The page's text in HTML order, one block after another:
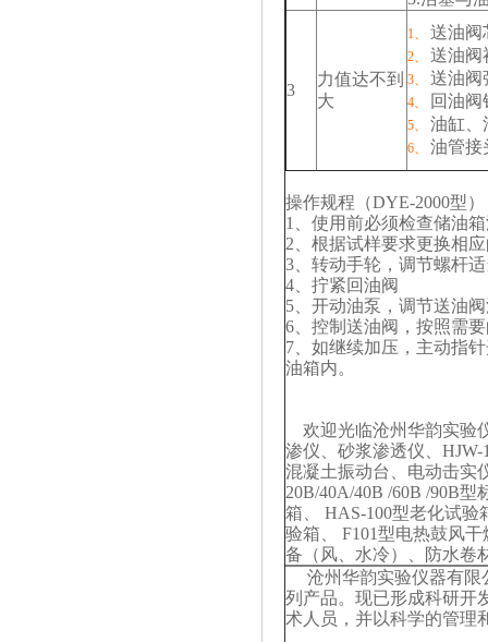
3
力值达不到
大
1、 送油阀
2、 送油阀
3、 送油阀
4、 回油阀
5、 油缸、
6、 油管接
操作规程（DYE-2000型）
1、使用前必须检查储油
2、根据试样要求更换相
3、转动手轮，调节螺杆
4、拧紧回油阀
5、开动油泵，调节送油
6、控制送油阀，按照需
7、如继续加压，主动指
油箱内。
欢迎光临沧州华韵实验
渗仪、砂浆渗透仪、
混凝土振动台、电动击实
20B/40A/40B /60B /90B
箱、 HAS-100型老化试
验箱、 F101型电热鼓风
备（风、水冷）、防水卷
沧州华韵实验仪器有限
列产品。现已形成科研开
术人员，并以科学的管理